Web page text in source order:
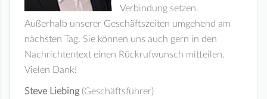
Verbindung setzen.
Außerhalb unserer Geschäftszeiten umgehend am
nächsten Tag. Sie können uns auch gern in den
Nachrichtentext einen Rückrufwunsch mitteilen.
Vielen Dank!
Steve Liebing(Geschäftsführer)